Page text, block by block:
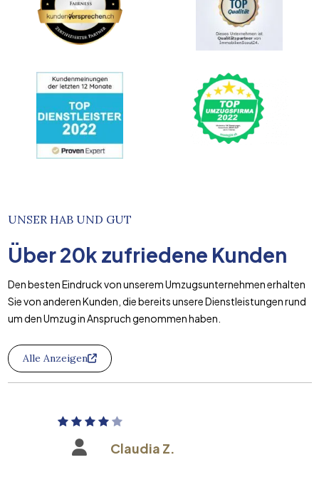
UNSER HAB UND GUT
Über20k zufriedene Kunden
Den besten Eindruck von unserem Umzugsunternehmen erhalten
Sie von anderen Kunden, die bereits unsere Dienstleistungen rund
um den Umzug in Anspruch genommen haben.
Alle Anzeigen
Claudia Z.